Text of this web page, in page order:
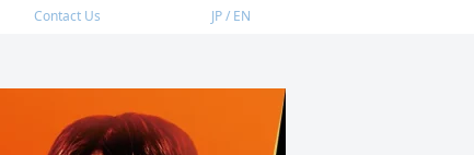
Contact Us
JP / EN